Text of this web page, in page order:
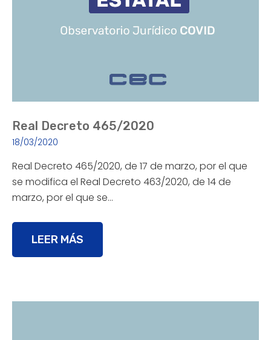
Real Decreto 465/2020
18/03/2020
Real Decreto 465/2020, de 17 de marzo, por el que
se modifica el Real Decreto 463/2020, de 14 de
marzo, por el que se…
LEER MÁS